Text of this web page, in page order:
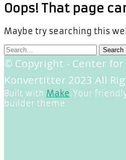
Oops! That page
Maybe try searching this
© Copyright - Center for
Konvertitter 2023 All
Built with Make. Your
builder theme.